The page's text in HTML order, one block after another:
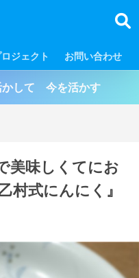
ジェクト お問い合わせ
して 今を活かす
美味しくてにお
村式にんにく』